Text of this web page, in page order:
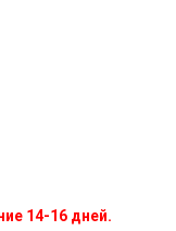
14-16 дней.